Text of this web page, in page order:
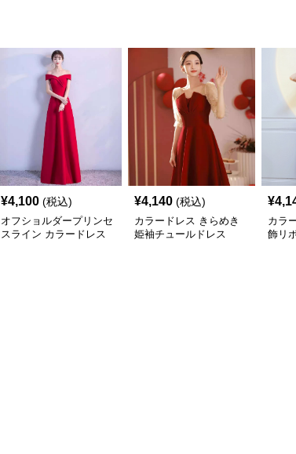
¥4,100 (税込)
オフショルダープリンセ
スライン カラードレス
¥4,140 (税込)
カラードレス きらめき
姫袖チュールドレス
¥
カラ
飾リ